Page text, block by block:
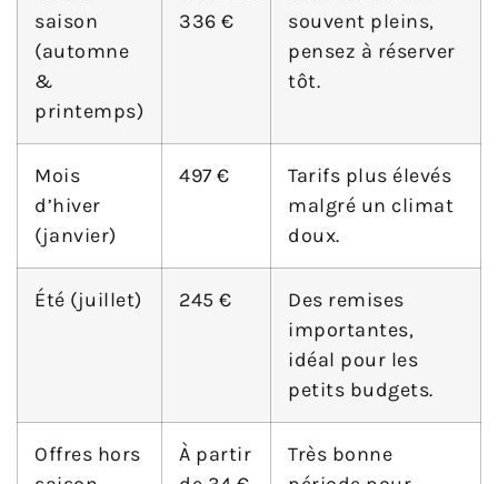
saison
(automne
&
printemps)
336 €
souvent pleins,
pensez à réserver
tôt.
Mois
d’hiver
(janvier)
497 €
Tarifs plus élevés
malgré un climat
doux.
Été (juillet) 245 €
Des remises
importantes,
idéal pour les
petits budgets.
Offres hors
À partir
Très bonne